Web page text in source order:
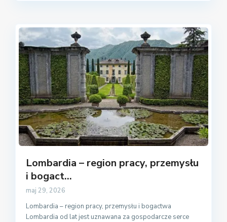
Lombardia – region pracy, przemysłu
i bogact...
maj 29, 2026
Lombardia – region pracy, przemysłu i bogactwa
Lombardia od lat jest uznawana za gospodarcze serce